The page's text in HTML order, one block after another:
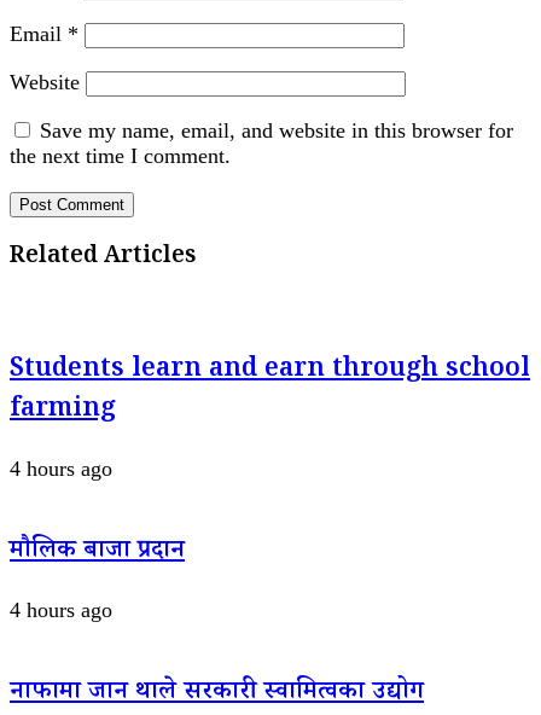
Email *
Website
Save my name, email, and website in this browser for
the next time I comment.
Related Articles
Students learn and earn through school
farming
4 hours ago
मौलिक बाजा प्रदान
4 hours ago
नाफामा जान थाले सरकारी स्वामित्वका उद्योग